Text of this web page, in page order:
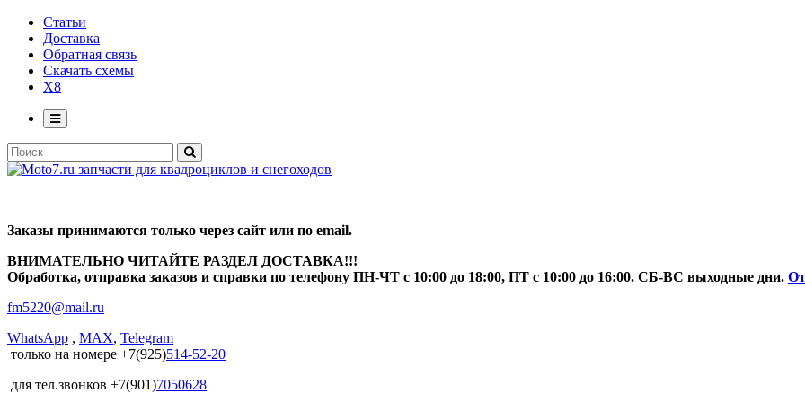
Статьи
Доставка
Обратная связь
Скачать схемы
X8
Заказы принимаются только через сайт или по email.
ВНИМАТЕЛЬНО ЧИТАЙТЕ РАЗДЕЛ ДОСТАВКА!!!
Обработка, отправка заказов и справки по телефону ПН-ЧТ с 10:00 до 18:00, ПТ с 10:00 до 16:00. СБ-ВС выходные дни.
fm5220@mail.ru
WhatsApp , MAX, Telegram
только на номере +7(925)514-52-20
для тел.звонков +7(901)7050628